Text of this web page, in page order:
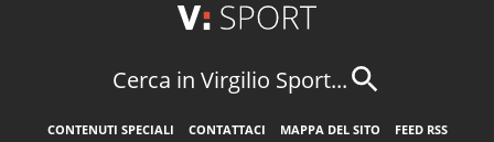
Cerca in Virgilio Sport...
CONTENUTI SPECIALI CONTATTACI MAPPA DEL SITO
FEED RSS